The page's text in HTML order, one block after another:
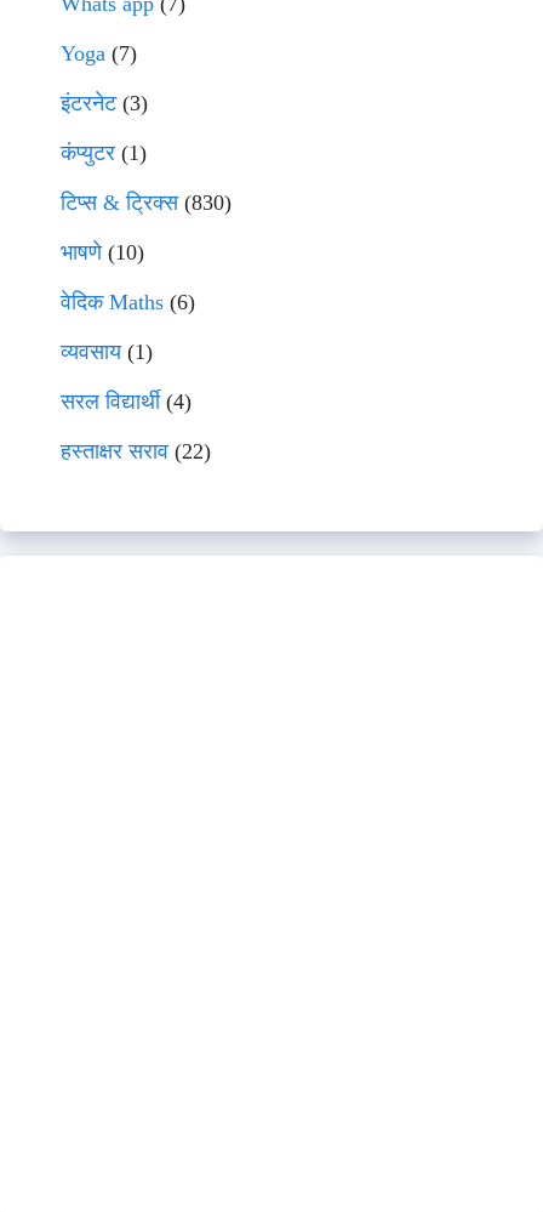
Yoga (7)
इंटरनेट(3)
कंप्युटर (1)
टिप्स & ट्रिक्स(830)
भाषणे(10)
वेदिक Maths (6)
व्यवसाय(1)
सरल विद्यार्थी(4)
हस्ताक्षर सराव (22)